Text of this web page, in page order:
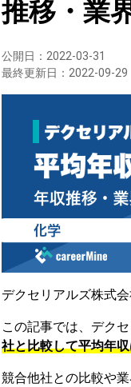
推移・業
公開日： 2022-03-31
最終更新日： 2022-09-29
デクセリアルズ株式
この記事では、デク
社と比較して平均年
競合他社との比較や